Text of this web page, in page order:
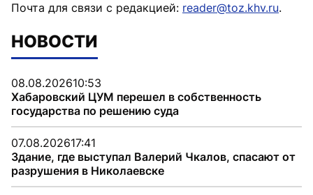
Почта для связи с редакцией: reader@toz.khv.ru.
НОВОСТИ
08.08.202610:53
Хабаровский ЦУМ перешел в собственность
государства по решению суда
07.08.202617:41
Здание, где выступал Валерий Чкалов, спасают от
разрушения в Николаевске